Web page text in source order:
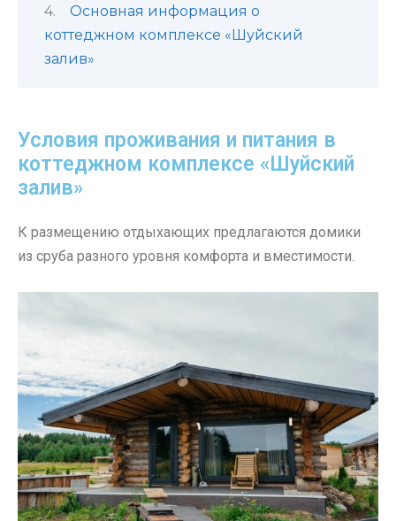
Основная информация о
коттеджном комплексе «Шуйский
залив»
Условия проживания и питания в
коттеджном комплексе «Шуйский
залив»
К размещению отдыхающих предлагаются домики
из сруба разного уровня комфорта и вместимости.